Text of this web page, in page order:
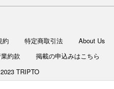
TRIPTO
約 特定商取引法
About Us
約款 掲載の申込みはこちら